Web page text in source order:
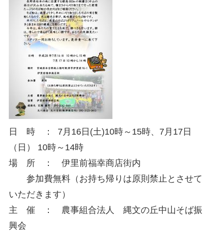
日 時 ： 7月16日(土)10時～15時、7月17日
（日） 10時～14時
場 所 ： 伊里前福幸商店街内
参加費無料（お持ち帰りは原則禁止とさせて
いただきます）
主 催 ： 農事組合法人 縄文の丘中山そば振
興会